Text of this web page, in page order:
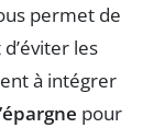
permet de
les
à intégrer
pour